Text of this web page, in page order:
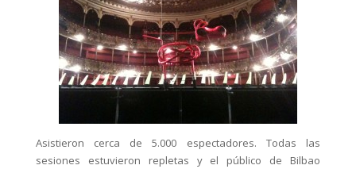
Asistieron cerca de 5.000 espectadores. Todas las
sesiones estuvieron repletas y el público de Bilbao